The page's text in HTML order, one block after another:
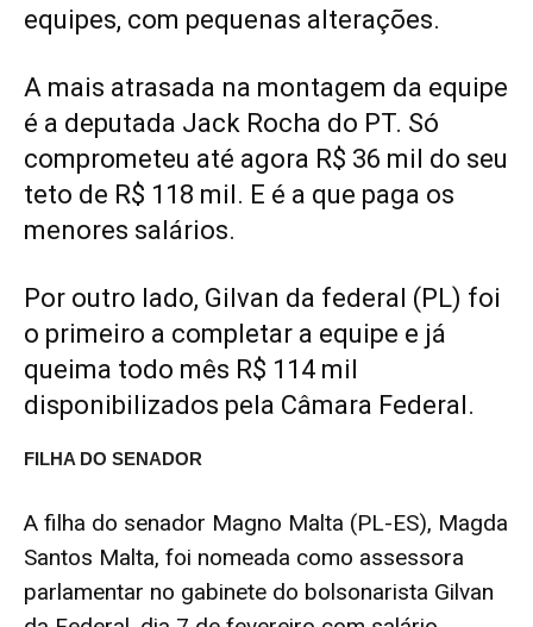
equipes, com pequenas alterações.
A mais atrasada na montagem da equipe
é a deputada Jack Rocha do PT. Só
comprometeu até agora R$ 36 mil do seu
teto de R$ 118 mil. E é a que paga os
menores salários.
Por outro lado, Gilvan da federal (PL) foi
o primeiro a completar a equipe e já
queima todo mês R$ 114 mil
disponibilizados pela Câmara Federal.
FILHA DO SENADOR
A filha do senador Magno Malta (PL-ES), Magda
Santos Malta, foi nomeada como assessora
parlamentar no gabinete do bolsonarista Gilvan